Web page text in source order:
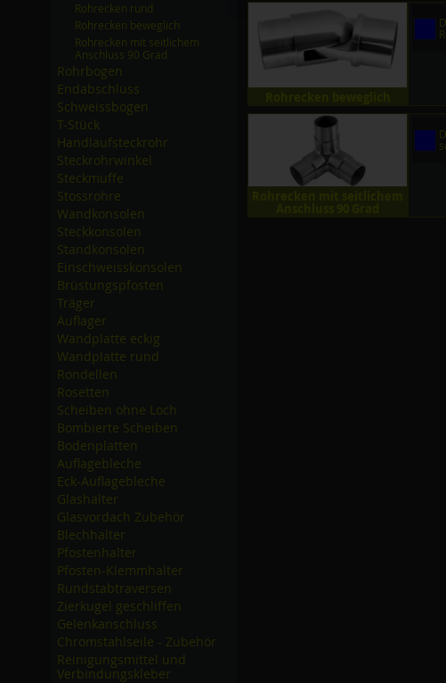
Rohrecken rund
Rohrecken beweglich
Rohrecken mit seitlichem
Anschluss 90 Grad
Rohrbogen
Endabschluss
Schweissbogen
T-Stück
Handlaufsteckrohr
Steckrohrwinkel
Steckmuffe
Stossrohre
Wandkonsolen
Steckkonsolen
Standkonsolen
Einschweisskonsolen
Brüstungspfosten
Träger
Auflager
Wandplatte eckig
Wandplatte rund
Rondellen
Rosetten
Scheiben ohne Loch
Bombierte Scheiben
Bodenplatten
Auflagebleche
Eck-Auflagebleche
Glashalter
Glasvordach Zubehör
Blechhalter
Pfostenhalter
Pfosten-Klemmhalter
Rundstabtraversen
Zierkugel geschliffen
Gelenkanschluss
Chromstahlseile - Zubehör
Reinigungsmittel und
Verbindungskleber